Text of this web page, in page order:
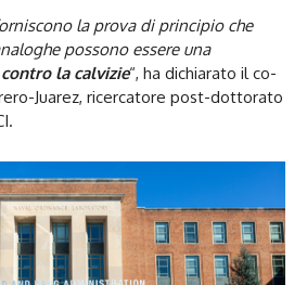
la prova di principio che
possono essere una
la calvizie“, ha dichiarato il co-
Juarez, ricercatore post-dottorato